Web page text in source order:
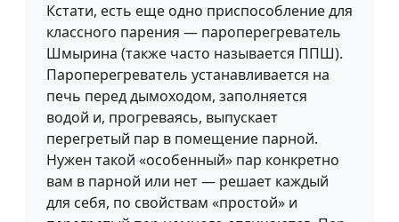
Кстати, есть еще одно приспособление для
классного парения — пароперегреватель
Шмырина (также часто называется ППШ).
Пароперегреватель устанавливается на
печь перед дымоходом, заполняется
водой и, прогреваясь, выпускает
перегретый пар в помещение парной.
Нужен такой «особенный» пар конкретно
вам в парной или нет — решает каждый
для себя, по свойствам «простой» и